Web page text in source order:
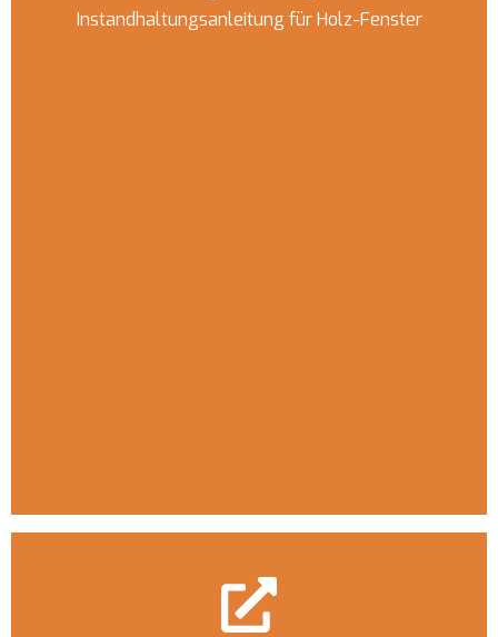
Instandhaltungsanleitung für Holz-Fenster